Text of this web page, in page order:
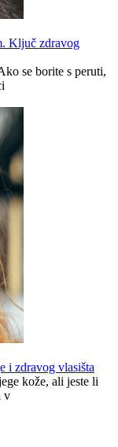
Ključ zdravog
se borite s peruti,
i zdravog vlasišta
kože, ali jeste li
v